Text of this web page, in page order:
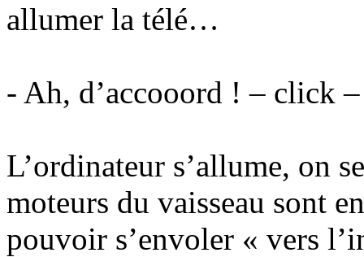
allumer la télé…
- Ah, d’accooord ! – click –
L’ordinateur s’allume, on
moteurs du vaisseau sont
pouvoir s’envoler « vers